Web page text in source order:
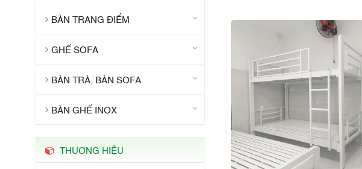
BÀN TRANG ĐIỂM
GHẾ SOFA
BÀN TRÀ, BÀN SOFA
BÀN GHẾ INOX
THƯƠNG HIỆU